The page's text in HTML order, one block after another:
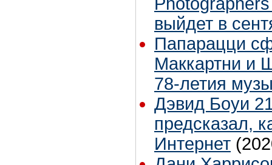
выйдет в
Папарацци
Маккартни и
78-летия
Дэвид Боуи
предсказал,
Интернет